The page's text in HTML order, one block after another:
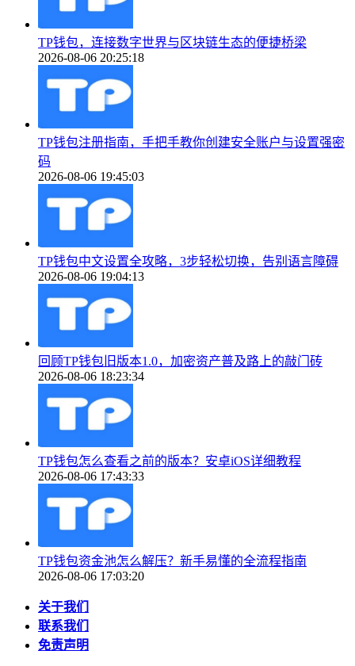
TP钱包，连接数字世界与区块链生态的便捷桥梁
2026-08-06 20:25:18
TP钱包注册指南，手把手教你创建安全账户与设置强密
码
2026-08-06 19:45:03
TP钱包中文设置全攻略，3步轻松切换，告别语言障碍
2026-08-06 19:04:13
回顾TP钱包旧版本1.0，加密资产普及路上的敲门砖
2026-08-06 18:23:34
TP钱包怎么查看之前的版本？安卓iOS详细教程
2026-08-06 17:43:33
TP钱包资金池怎么解压？新手易懂的全流程指南
2026-08-06 17:03:20
关于我们
联系我们
免责声明